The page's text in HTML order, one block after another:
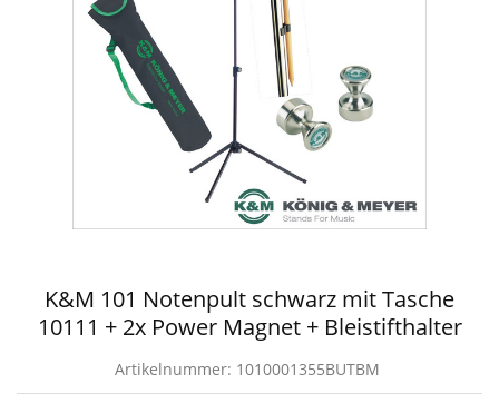
K&M 101 Notenpult schwarz mit Tasche
10111 + 2x Power Magnet + Bleistifthalter
Artikelnummer: 1010001355BUTBM